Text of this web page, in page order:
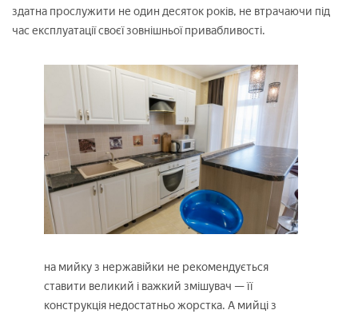
здатна прослужити не один десяток років, не втрачаючи під
час експлуатації своєї зовнішньої привабливості.
на мийку з нержавійки не рекомендується
ставити великий і важкий змішувач — її
конструкція недостатньо жорстка. А мийці з